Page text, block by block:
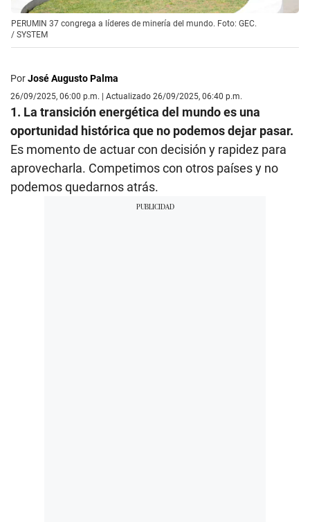
PERUMIN 37 congrega a líderes de minería del mundo. Foto: GEC.
/ SYSTEM
PorJosé Augusto Palma
26/09/2025, 06:00 p.m. | Actualizado 26/09/2025, 06:40 p.m.
1. La transición energética del mundo es una
oportunidad histórica que no podemos dejar pasar.
Es momento de actuar con decisión y rapidez para
aprovecharla. Competimos con otros países y no
podemos quedarnos atrás.